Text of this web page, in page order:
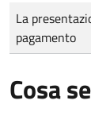
Tipo di
Importo
La
pagamento
Cosa